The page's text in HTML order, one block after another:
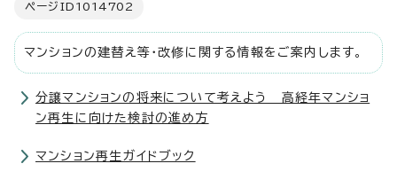
ページID 1014702
マンションの建替え等・改修に関する情報をご案内します。
分譲マンションの将来について考えよう 高経年マンショ
ン再生に向けた検討の進め方
マンション再生ガイドブック